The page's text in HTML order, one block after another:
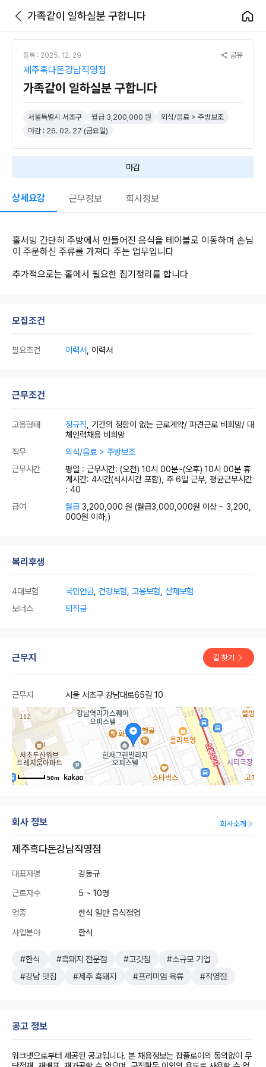
가족같이 일하실분 구합니다
등록 : 2025. 12. 29 공유
제주흑다돈강남직영점
가족같이 일하실분 구합니다
서울특별시 서초구 월급 3,200,000 원
외식/음료 > 주방보조
마감 : 26. 02. 27 (금요일)
마감
상세요강 근무정보 회사정보
홀서빙 간단히 주방에서 만들어진 음식을 테이블로 이동하며 손님
이 주문하신 주류를 가져다 주는 업무입니다
추가적으로는 홀에서 필요한 집기정리를 합니다
모집조건
필요조건 이력서 , 이력서
근무조건
고용형태 정규직 , 기간의 정함이 없는 근로계약/ 파견근로 비희망/ 대
체인력채용 비희망
직무
외식/음료 > 주방보조
근무시간
평일 : 근무시간: (오전) 10시 00분~(오후) 10시 00분 휴
게시간: 4시간(식사시간 포함), 주 6일 근무, 평균근무시간
: 40
급여
월급 3,200,000 원 (월급3,000,000원 이상 ~ 3,200,
000원 이하,)
복리후생
4대보험 국민연금 건강보험 고용보험 산재보험
보너스
퇴직금
근무지 길 찾기
근무지 서울 서초구 강남대로65길 10
50m
회사 정보 회사소개
제주흑다돈강남직영점
대표자명
강동규
근로자수
5 ~ 10명
업종
한식 일반 음식점업
사업분야
한식
#한식 #흑돼지 전문점 #고깃집
#소규모 기업
#강남 맛집
#제주 흑돼지 #프리미엄 육류 #직영점
공고 정보
워크넷으로부터 제공된 공고입니다. 본 채용정보는 잡플로이의 동의없이 무